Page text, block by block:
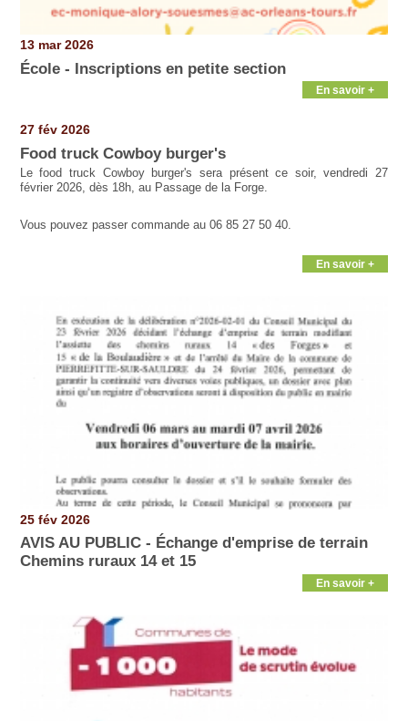
13 mar 2026
École - Inscriptions en petite section
En savoir +
27 fév 2026
Food truck Cowboy burger's
Le food truck Cowboy burger's sera présent ce soir, vendredi 27
février 2026, dès 18h, au Passage de la Forge.
Vous pouvez passer commande au 06 85 27 50 40.
En savoir +
25 fév 2026
AVIS AU PUBLIC - Échange d'emprise de terrain
Chemins ruraux 14 et 15
En savoir +